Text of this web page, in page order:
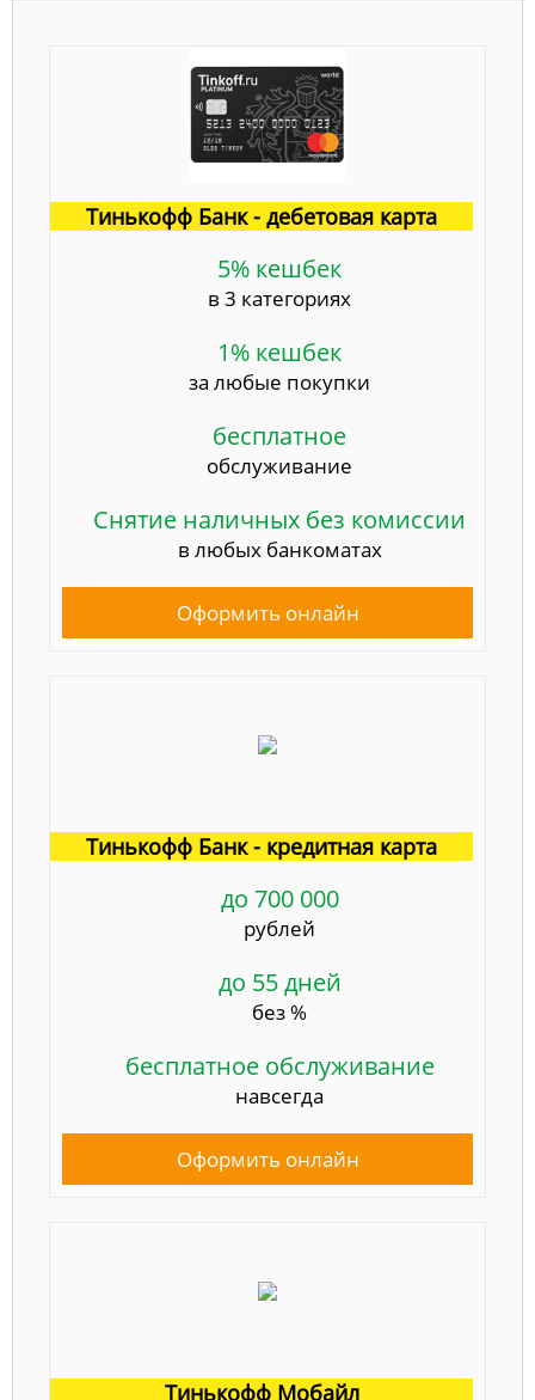
Тинькофф Банк - дебетовая карта
5% кешбек
в 3 категориях
1% кешбек
за любые покупки
бесплатное
обслуживание
Снятие наличных без комиссии
в любых банкоматах
Оформить онлайн
Тинькофф Банк - кредитная карта
до 700 000
рублей
до 55 дней
без %
бесплатное обслуживание
навсегда
Оформить онлайн
Тинькофф Мобайл